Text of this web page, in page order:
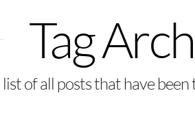
Tag
of all posts that have been